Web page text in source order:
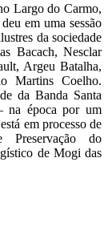
Largo do Carmo,
em uma sessão
da sociedade
Bacach, Nesclar
Argeu Batalha,
Martins Coelho.
da Banda Santa
na época por um
em processo de
Preservação do
de Mogi das